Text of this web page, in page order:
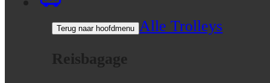
Terug naar hoofdmenu Alle Trolleys
Reisbagage